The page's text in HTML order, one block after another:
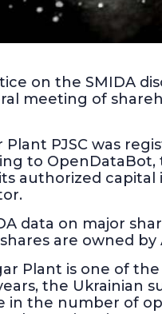
on the SMIDA
meeting of
PJSC was
to
authorized capital
data on major
are owned
Plant is one of
the Ukrainian
in the number of